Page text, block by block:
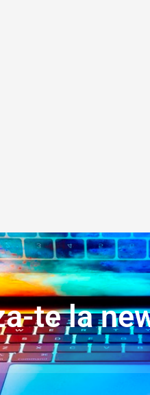
te la